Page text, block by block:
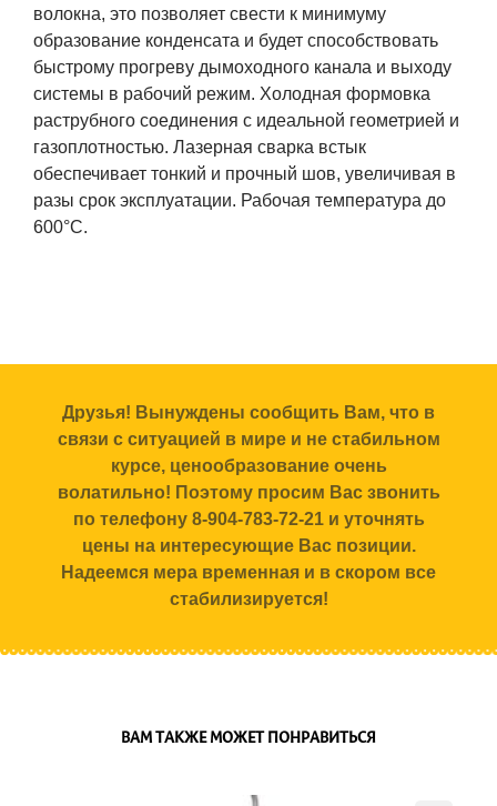
волокна, это позволяет свести к минимуму
образование конденсата и будет способствовать
быстрому прогреву дымоходного канала и выходу
системы в рабочий режим. Холодная формовка
раструбного соединения с идеальной геометрией и
газоплотностью. Лазерная сварка встык
обеспечивает тонкий и прочный шов, увеличивая в
разы срок эксплуатации. Рабочая температура до
600°С.
Друзья! Вынуждены сообщить Вам, что в
связи с ситуацией в мире и не стабильном
курсе, ценообразование очень
волатильно! Поэтому просим Вас звонить
по телефону 8-904-783-72-21 и уточнять
цены на интересующие Вас позиции.
Надеемся мера временная и в скором все
стабилизируется!
ВАМ ТАКЖЕ МОЖЕТ ПОНРАВИТЬСЯ